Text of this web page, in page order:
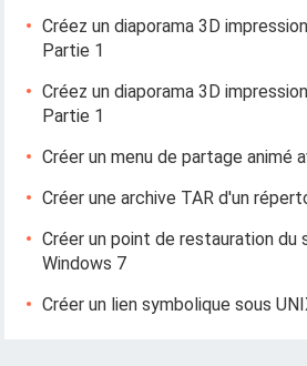
Créez un diaporama 3D
Partie 1
Créez un diaporama 3D
Partie 1
Créer un menu de partage animé
Créer une archive TAR d'un
Créer un point de restauration du
Windows 7
Créer un lien symbolique sous